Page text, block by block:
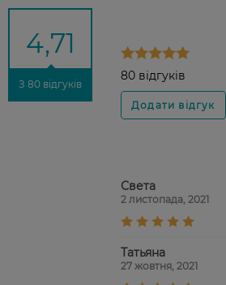
4,71
З 80 відгуків
80 відгуків
Света
2 листопада, 2021
Татьяна
27 жовтня, 2021